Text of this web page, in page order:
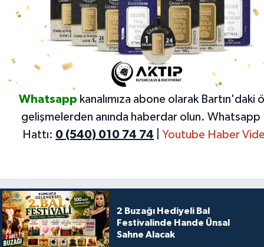
Whatsapp kanalımıza abone olarak Bartın'daki
gelişmelerden anında haberdar olun. Whatsapp
Hattı: 0 (540) 010 74 74 Youtube Haber
2 Buzağı Hediyeli Bal
Festivalinde Hande Ünsal
Sahne Alacak